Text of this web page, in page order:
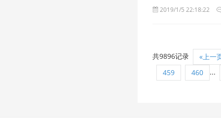
2019/1/5 22:18:22
共9896记录
«上一
459
460 ...